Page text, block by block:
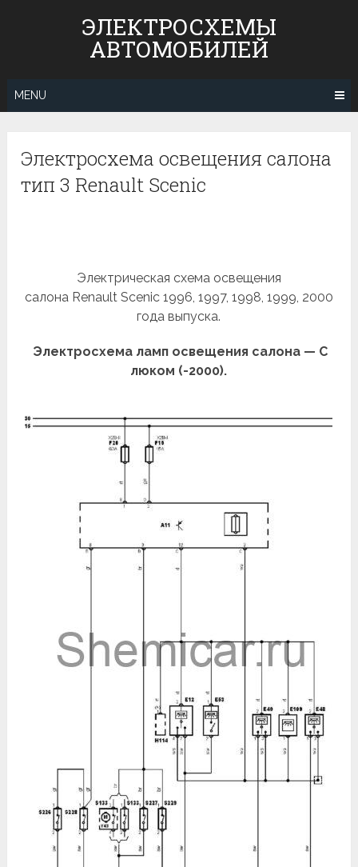
ЭЛЕКТРОСХЕМЫ
АВТОМОБИЛЕЙ
MENU
Электросхема освещения салона
тип 3 Renault Scenic
Электрическая схема освещения
салона Renault Scenic 1996, 1997, 1998, 1999, 2000
года выпуска.
Электросхема ламп освещения салона — С
люком (-2000).